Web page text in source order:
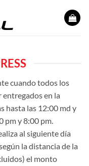
cuando todos los
entregados en la
hasta las 12:00 md y
pm y 8:00 pm.
al siguiente día
la distancia de la
el monto